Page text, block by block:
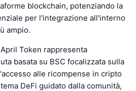
blockchain, potenziando la
per l'integrazione all'interno
ampio.
Token rappresenta
basata su BSC focalizzata sulla
alle ricompense in cripto
DeFi guidato dalla comunità,